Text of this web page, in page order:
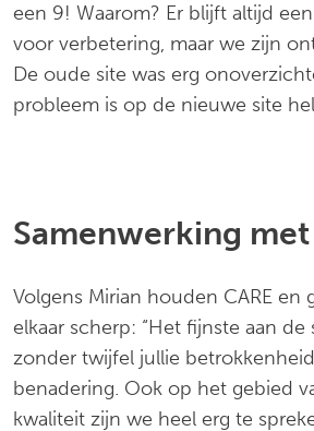
een 9! Waarom? Er blijft altijd
voor verbetering, maar we zijn
De oude site was erg
probleem is op de nieuwe site
Samenwerking met
Volgens Mirian houden CARE en
elkaar scherp: “Het fijnste aan de
zonder twijfel jullie
benadering. Ook op het gebied
kwaliteit zijn we heel erg te